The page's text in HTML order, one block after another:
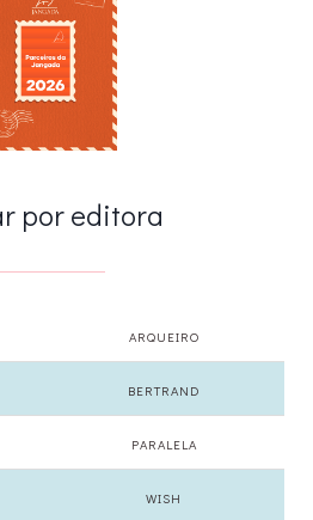
por editora
ARQUEIRO
BERTRAND
PARALELA
WISH